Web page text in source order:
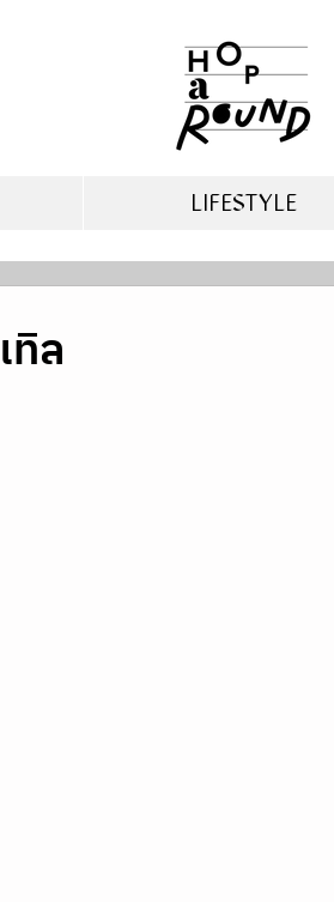
LIFESTYLE
ทิล